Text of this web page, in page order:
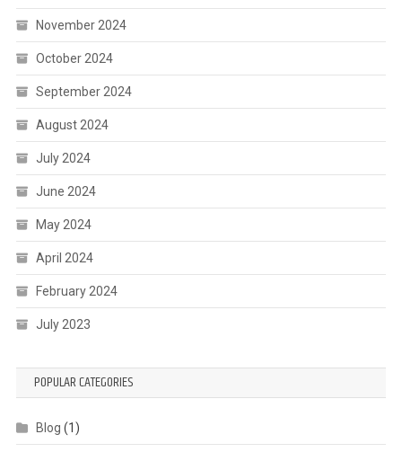
November 2024
October 2024
September 2024
August 2024
July 2024
June 2024
May 2024
April 2024
February 2024
July 2023
POPULAR CATEGORIES
Blog (1)